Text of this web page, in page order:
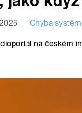
Chyba
na českém